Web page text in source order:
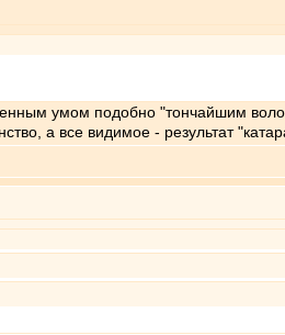
умом подобно "тончайшим
а все видимое - результат